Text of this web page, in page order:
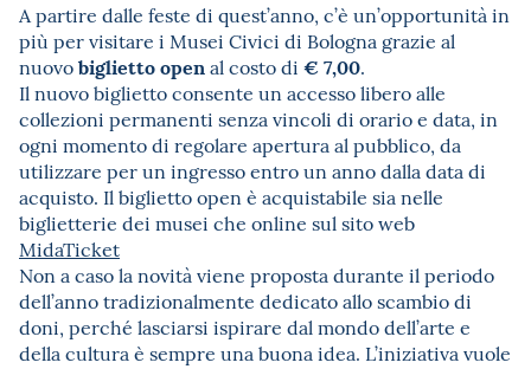
A partire dalle feste di quest’anno, c’è un’opportunità in
più per visitare i Musei Civici di Bologna grazie al
nuovobiglietto openal costo di € 7,00.
Il nuovo biglietto consente un accesso libero alle
collezioni permanenti senza vincoli di orario e data, in
ogni momento di regolare apertura al pubblico, da
utilizzare per un ingresso entro un anno dalla data di
acquisto. Il biglietto open è acquistabile sia nelle
biglietterie dei musei che online sul sito web
MidaTicket
Non a caso la novità viene proposta durante il periodo
dell’anno tradizionalmente dedicato allo scambio di
doni, perché lasciarsi ispirare dal mondo dell’arte e
della cultura è sempre una buona idea. L’iniziativa vuole